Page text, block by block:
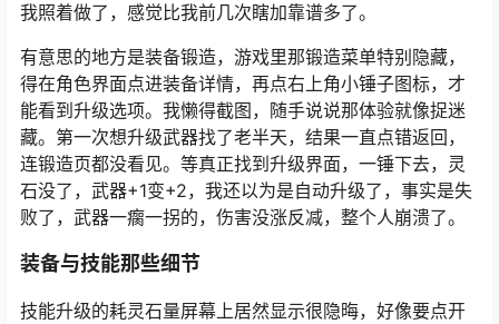
我照着做了，感觉比我前几次瞎加靠谱多了。
有意思的地方是装备锻造，游戏里那锻造菜单特别隐藏，
得在角色界面点进装备详情，再点右上角小锤子图标，才
能看到升级选项。我懒得截图，随手说说那体验就像捉迷
藏。第一次想升级武器找了老半天，结果一直点错返回，
连锻造页都没看见。等真正找到升级界面，一锤下去，灵
石没了，武器+1变+2，我还以为是自动升级了，事实是失
败了，武器一瘸一拐的，伤害没涨反减，整个人崩溃了。
装备与技能那些细节
技能升级的耗灵石量屏幕上居然显示很隐晦，好像要点开